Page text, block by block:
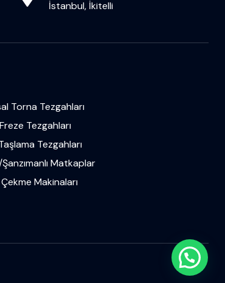
İstanbul, İkitelli
Torna Tezgahları
Freze Tezgahları
Tezgahları
Matkaplar
Çekme Makinaları